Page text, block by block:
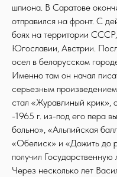
шпиона. В Саратове
отправился на фронт. С
боях на территории
Югославии, Австрии.
осел в белорусском
Именно там он начал
серьезным
стал «Журавлиный крик»,
-1965 г. из-под его пера
больно», «Альпийская
«Обелиск» и «Дожить до
получил
Через несколько лет